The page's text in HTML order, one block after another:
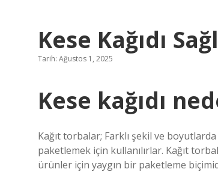
Kese Kağıdı
Tarih: Ağustos 1, 2025
Kese kağıdı
Kağıt torbalar; Farklı şekil ve
paketlemek için kullanılırlar. Kağıt
ürünler için yaygın bir paketleme